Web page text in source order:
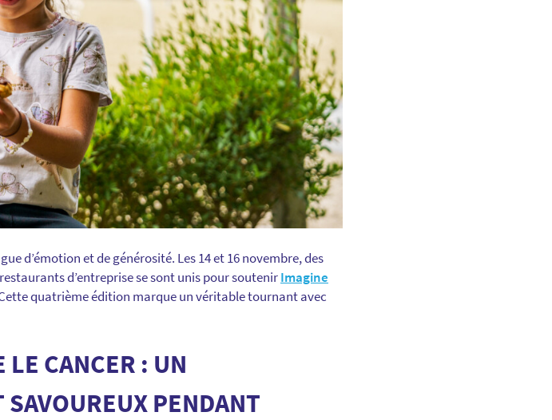
d’émotion et de générosité. Les 14 et 16 novembre, des
d’entreprise se sont unis pour soutenirImagine
quatrième édition marque un véritable tournant avec
LE CANCER : UN
PENDANT